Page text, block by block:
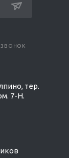
ЗВОНОК
тер.
7-Н.